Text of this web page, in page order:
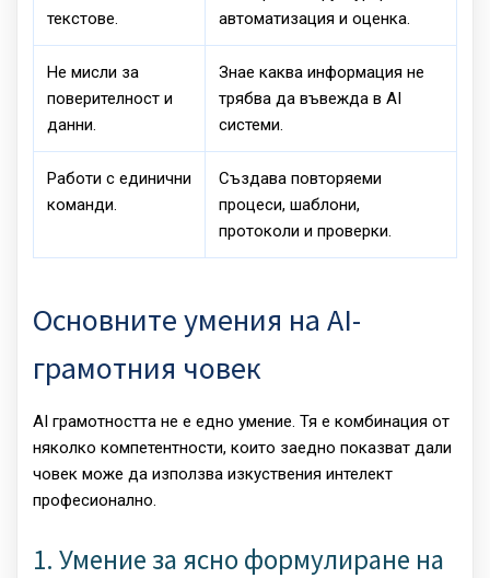
текстове.
автоматизация и оценка.
Не мисли за
поверителност и
данни.
Знае каква информация не
трябва да въвежда в AI
системи.
Работи с единични
команди.
Създава повторяеми
процеси, шаблони,
протоколи и проверки.
Основните умения на AI-
грамотния човек
AI грамотността не е едно умение. Тя е комбинация от
няколко компетентности, които заедно показват дали
човек може да използва изкуствения интелект
професионално.
1. Умение за ясно формулиране на